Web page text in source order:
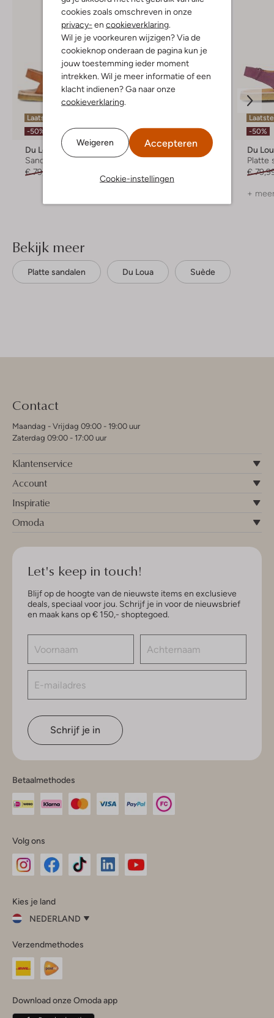
cookies zoals omschreven in onze
privacy- en cookieverklaring
Wil je je voorkeuren wijzigen? Via de
cookieknop onderaan de pagina kun je
jouw toestemming ieder moment
intrekken. Wil je meer informatie of een
klacht indienen? Ga naar onze
cookieverklaring
Weigeren Accepteren
Cookie-instellingen
Laatste items
-50%
Du Loua
Sandalen
€ 79,95
-40%
Du Loua
Platte sandalen
-50%
Du
Platte
€
+
Bekijk meer
Platte sandalen Du Loua Suède
Contact
Maandag - Vrijdag 09:00 - 19:00 uur
Zaterdag 09:00 - 17:00 uur
Klantenservice
Account
Inspiratie
Omoda
Let's keep in touch!
Blijf op de hoogte van de nieuwste items en exclusieve
deals, speciaal voor jou. Schrijf je in voor de nieuwsbrief
en maak kans op € 150,- shoptegoed.
Schrijf je in
Betaalmethodes
Volg ons
InstagramFacebook
Kies je land
NEDERLAND
je
land
Nederland
Belgique(Français)
Verzendmethodes
Download onze Omoda app